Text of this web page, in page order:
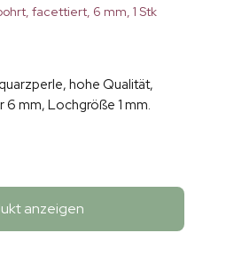
facettiert, 6 mm, 1 Stk
hohe Qualität,
6 mm, Lochgröße 1 mm.
anzeigen